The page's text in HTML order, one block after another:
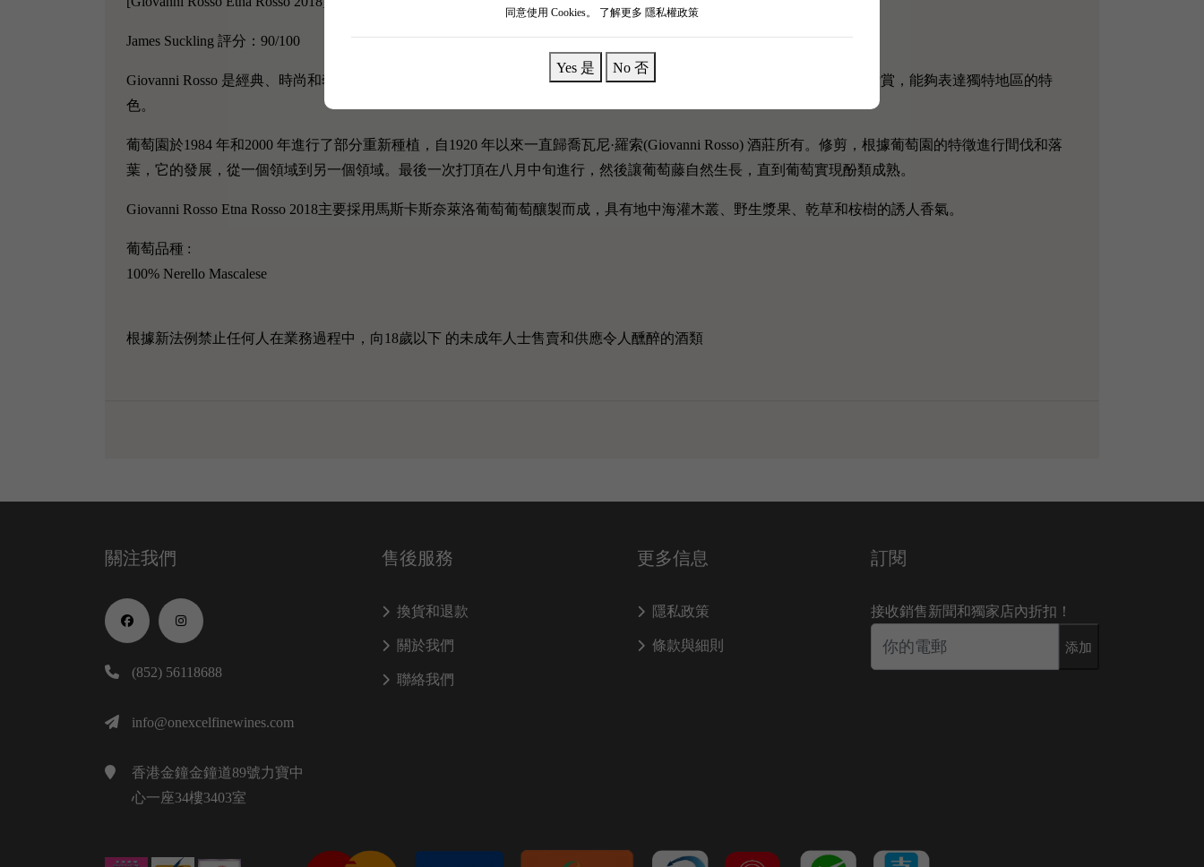
同意使用 Cookies。 了解更多 隱私權政策
Yes 是 No 否
James Suckling 評分：90/100
Giovanni Rosso 是經典、時尚和奢華的代表。憑藉著敏銳的創業精神和釀酒技術，很少有精選的葡萄酒得到國際認可和讚賞，能夠表達獨特地區的特
色。
葡萄園於1984 年和2000 年進行了部分重新種植，自1920 年以來一直歸喬瓦尼·羅索(Giovanni Rosso) 酒莊所有。修剪，根據葡萄園的特徵進行間伐和落
葉，它的發展，從一個領域到另一個領域。最後一次打頂在八月中旬進行，然後讓葡萄藤​​自然生長，直到葡萄實現酚類成熟。
Giovanni Rosso Etna Rosso 2018主要採用馬斯卡斯奈萊洛葡萄葡萄釀製而成，具有地中海灌木叢、野生漿果、乾草和桉樹的誘人香氣。​
葡萄品種 :
100% Nerello Mascalese
根據新法例禁止任何人在業務過程中，向18歲以下 的未成年人士售賣和供應令人醺醉的酒類
關注我們
(852) 56118688
info@onexcelfinewines.com
香港金鐘金鐘道89號力寶中
心一座34樓3403室
售後服務
換貨和退款
關於我們
聯絡我們
更多信息
隱私政策
條款與細則
訂閱
接收銷售新聞和獨家店內折扣！
添加